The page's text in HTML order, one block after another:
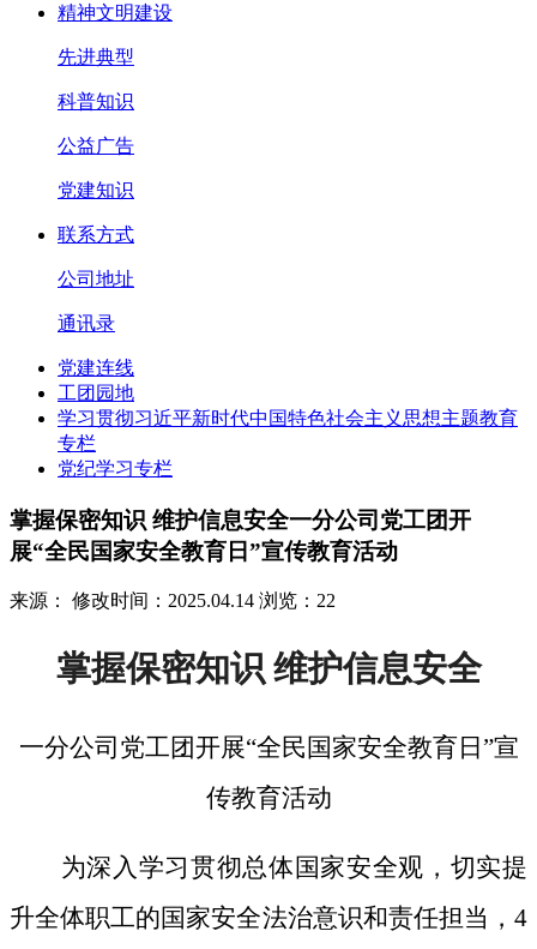
精神文明建设
先进典型
科普知识
公益广告
党建知识
联系方式
公司地址
通讯录
党建连线
工团园地
学习贯彻习近平新时代中国特色社会主义思想主题教育
专栏
党纪学习专栏
掌握保密知识 维护信息安全一分公司党工团开
展“全民国家安全教育日”宣传教育活动
来源： 修改时间：2025.04.14 浏览：22
掌握保密知识 维护信息安全
一分公司党工团开展“全民国家安全教育日”宣
传教育活动
为深入学习贯彻总体国家安全观，切实提
升全体职工的国家安全法治意识和责任担当， 4